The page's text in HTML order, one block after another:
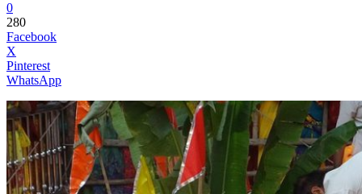
0
280
Facebook
X
Pinterest
WhatsApp